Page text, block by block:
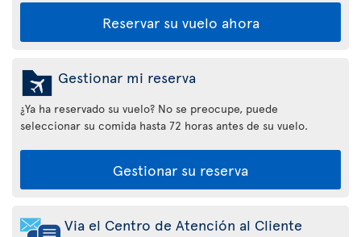
Reservar su vuelo ahora
Gestionar mi reserva
¿Ya ha reservado su vuelo? No se preocupe, puede
seleccionar su comida hasta 72 horas antes de su vuelo.
Gestionar su reserva
Via el Centro de Atención al Cliente